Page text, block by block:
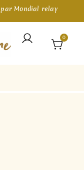
Mondial relay
0